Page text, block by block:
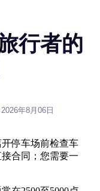
行者的
年8月06日
停车场前检查车
合同；您需要一